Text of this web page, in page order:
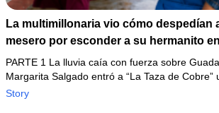
La multimillonaria vio cómo despedían
mesero por esconder a su hermanito
verdadero escándalo estaba a punto
PARTE 1 La lluvia caía con fuerza sobre
Margarita Salgado entró a “La Taza de
Story